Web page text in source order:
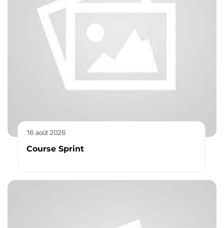
16 août 2026
Course Sprint